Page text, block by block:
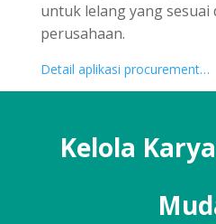
untuk lelang yang
perusahaan.
Detail aplikasi procurement…
Kelola